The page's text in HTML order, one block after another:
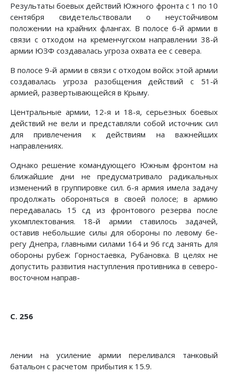
Результаты боевых действий Южного фронта с 1 по 10
сен­тября свидетельствовали о неустойчивом
положении на край­них флангах. В полосе 6-й армии в
связи с отходом на кре­менчугском направлении 38-й
армии ЮЗФ создавалась угро­за охвата ее с севера.
В полосе 9-й армии в связи с отходом войск этой армии
создавалась угроза разобщения действий с 51-й
армией, раз­вертывающейся в Крыму.
Центральные армии, 12-я и 18-я, серьезных боевых
дейст­вий не вели и представляли собой источник сил
для привле­чения к действиям на важнейших
направлениях.
Однако решение командующего Южным фронтом на
бли­жайшие дни не предусматривало радикальных
изменений в группировке сил. 6-я армия имела задачу
продолжать оборо­няться в своей полосе; в армию
передавалась 15 сд из фрон­тового резерва после
укомплектования. 18-й армии ставилось задачей,
оставив небольшие силы для обороны по левому бе­
регу Днепра, главными силами 164 и 96 гсд занять для
обо­роны рубеж Горностаевка, Рубановка. В целях не
допустить развития наступления противника в северо-
восточном направ-
С. 256
лении на усиление армии переливался танковый
батальон с расчетом прибытия к 15.9.